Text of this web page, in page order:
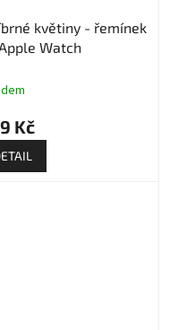
květiny - řemínek
Watch
Kč